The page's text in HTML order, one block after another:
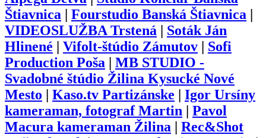
Štiavnica
Fourstudio Banská Štiavnica
VIDEOSLUŽBA Trstená
Soták Ján
Hlinené
Vifolt-štúdio Zámutov
Sofi
Production Poša
MB STUDIO -
Svadobné štúdio Žilina Kysucké Nové
Mesto
Kaso.tv Partizánske
Igor Ursíny
kameraman, fotograf Martin
Pavol
Macura kameraman Žilina
Rec&Shot